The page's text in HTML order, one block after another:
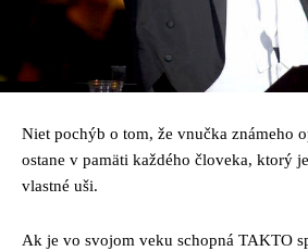
Niet pochýb o tom, že vnučka známeho
ostane v pamäti každého človeka, ktorý
vlastné uši.
Ak je vo svojom veku schopná TAKTO